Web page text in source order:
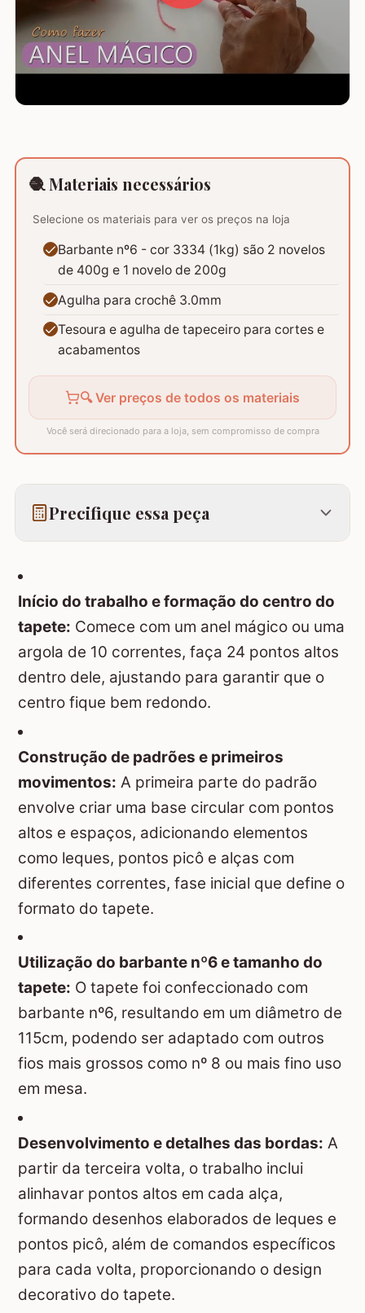
🧶 Materiais necessários
Selecione os materiais para ver os preços na loja
Barbante nº6 - cor 3334 (1kg) são 2 novelos
de 400g e 1 novelo de 200g
Agulha para crochê 3.0mm
Tesoura e agulha de tapeceiro para cortes e
acabamentos
🔍 Ver preços de todos os materiais
Você será direcionado para a loja, sem compromisso de compra
Precifique essa peça
Início do trabalho e formação do centro do
tapete: Comece com um anel mágico ou uma
argola de 10 correntes, faça 24 pontos altos
dentro dele, ajustando para garantir que o
centro fique bem redondo.
Construção de padrões e primeiros
movimentos: A primeira parte do padrão
envolve criar uma base circular com pontos
altos e espaços, adicionando elementos
como leques, pontos picô e alças com
diferentes correntes, fase inicial que define o
formato do tapete.
Utilização do barbante nº6 e tamanho do
tapete: O tapete foi confeccionado com
barbante nº6, resultando em um diâmetro de
115cm, podendo ser adaptado com outros
fios mais grossos como nº 8 ou mais fino uso
em mesa.
Desenvolvimento e detalhes das bordas: A
partir da terceira volta, o trabalho inclui
alinhavar pontos altos em cada alça,
formando desenhos elaborados de leques e
pontos picô, além de comandos específicos
para cada volta, proporcionando o design
decorativo do tapete.